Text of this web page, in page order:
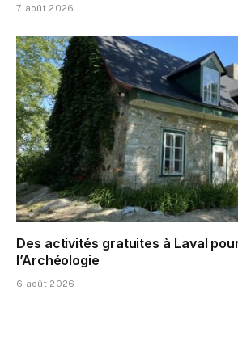
7 août 2026
Des activités gratuites à Laval
l’Archéologie
6 août 2026